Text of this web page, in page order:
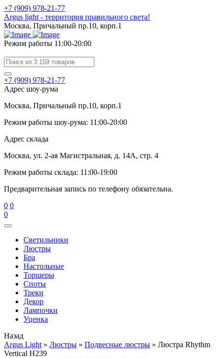
+7 (909) 978-21-77
Argus light - территория правильного света!
Москва, Причальный пр.10, корп.1
Режим работы 11:00-20:00
+7 (909) 978-21-77
Адрес шоу-рума
Москва, Причальный пр.10, корп.1
Режим работы шоу-рума: 11:00-20:00
Адрес склада
Москва, ул. 2-ая Магистральная, д. 14А, стр. 4
Режим работы склада: 11:00-19:00
Предварительная запись по телефону обязательна.
0 0
0
Cветильники
Люстры
Бра
Настольные
Торшеры
Споты
Треки
Декор
Лампочки
Уценка
Назад
Argus Light » Люстры » Подвесные люстры » Люстра Rhythm
Vertical H239